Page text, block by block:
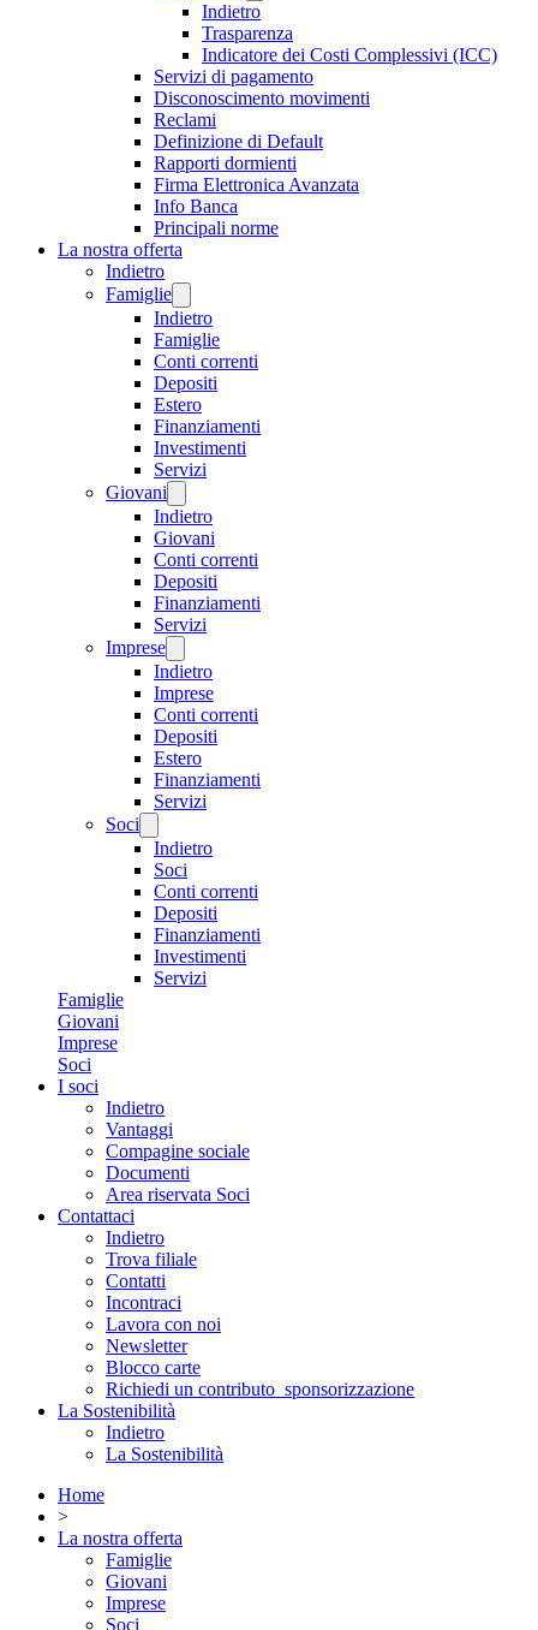
Indietro
Trasparenza
Indicatore dei Costi Complessivi (ICC)
Servizi di pagamento
Disconoscimento movimenti
Reclami
Definizione di Default
Rapporti dormienti
Firma Elettronica Avanzata
Info Banca
Principali norme
La nostra offerta
Indietro
Famiglie
Indietro
Famiglie
Conti correnti
Depositi
Estero
Finanziamenti
Investimenti
Servizi
Giovani
Indietro
Giovani
Conti correnti
Depositi
Finanziamenti
Servizi
Imprese
Indietro
Imprese
Conti correnti
Depositi
Estero
Finanziamenti
Servizi
Soci
Indietro
Soci
Conti correnti
Depositi
Finanziamenti
Investimenti
Servizi
Famiglie
Giovani
Imprese
Soci
I soci
Indietro
Vantaggi
Compagine sociale
Documenti
Area riservata Soci
Contattaci
Indietro
Trova filiale
Contatti
Incontraci
Lavora con noi
Newsletter
Blocco carte
Richiedi un contributo_sponsorizzazione
La Sostenibilità
Indietro
La Sostenibilità
Home
>
La nostra offerta
Famiglie
Giovani
Imprese
Soci